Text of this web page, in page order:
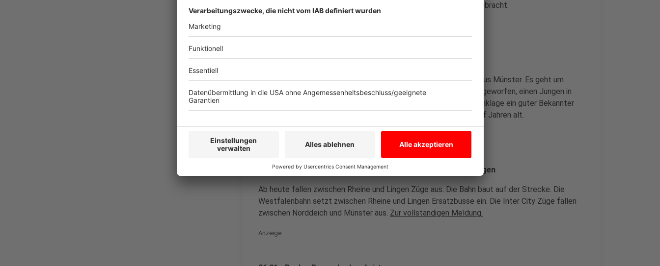
einer Stunde. Rettungskräfte haben den Mann ins Krankenhaus gebracht.
07:27 Uhr - Münster: Prozessstart am Landgericht
Am Landgericht Münster startet ein Prozess gegen einen Mann aus Münster. Es geht um
schweren sexuellen Missbrauch eines Kindes. Dem Mann wird vorgeworfen, einen Jungen in
Altenberge mehrmals missbraucht zu haben. Der Mann war laut Anklage ein guter Bekannter
der Familie. Der Junge war bei den Taten zwischen zehn und zwölf Jahren alt.
06:38 Uhr - Rheine: Bahnbauarbeiten zwischen Rheine und Lingen
Ab heute fallen zwischen Rheine und Lingen Züge aus. Die Bahn baut auf der Strecke. Die
Westfalenbahn setzt zwischen Rheine und Lingen Ersatzbusse ein. Die Inter City Züge fallen
zwischen Norddeich und Münster aus. Zur vollständigen Meldung.
Anzeige